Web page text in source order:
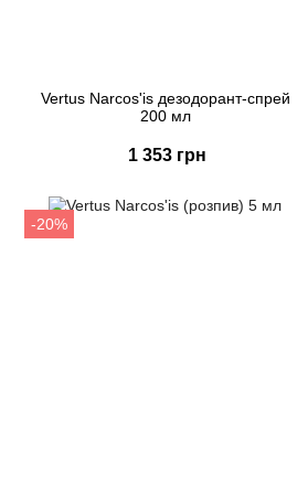
Vertus Narcos'is дезодорант-спрей
200 мл
1 353 грн
-20%